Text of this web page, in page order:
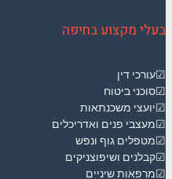
בעלי מקצוע בחיפה
☑עורכי דין
☑סוכני ביטוח
☑יועצי משכנתאות
☑מעצבי פנים ואדריכלים
☑מטפלים גוף ונפש
☑קבלנים ושיפוצניקים
☑מרפאות שיניים